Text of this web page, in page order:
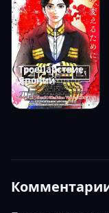
Троецарствие
Японии
2026